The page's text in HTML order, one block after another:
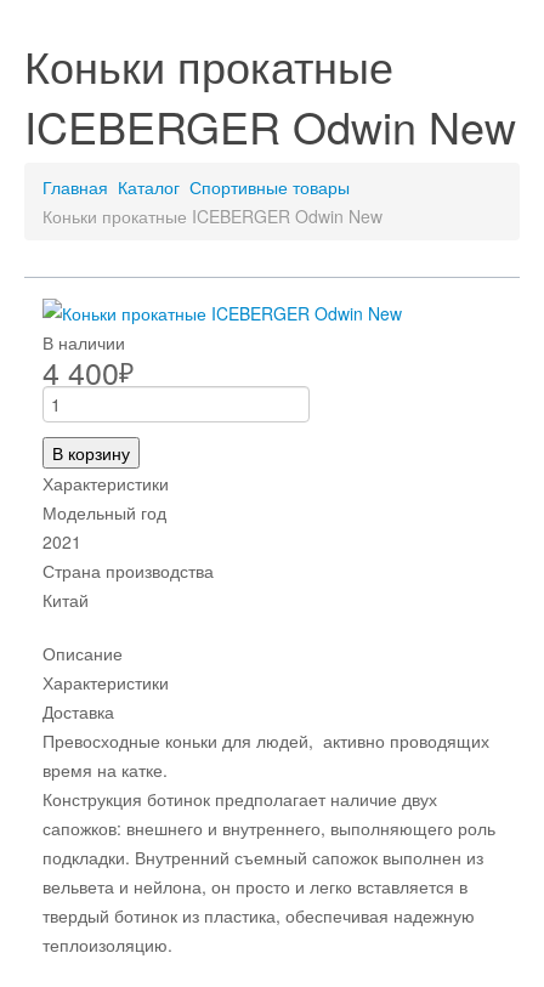
Коньки прокатные
ICEBERGER Odwin New
Главная Каталог Спортивные товары
Коньки прокатные ICEBERGER Odwin New
В наличии
4 400₽
В корзину
Характеристики
Модельный год
2021
Страна производства
Китай
Описание
Характеристики
Доставка
Превосходные коньки для людей, активно проводящих
время на катке.
Конструкция ботинок предполагает наличие двух
сапожков: внешнего и внутреннего, выполняющего роль
подкладки. Внутренний съемный сапожок выполнен из
вельвета и нейлона, он просто и легко вставляется в
твердый ботинок из пластика, обеспечивая надежную
теплоизоляцию.